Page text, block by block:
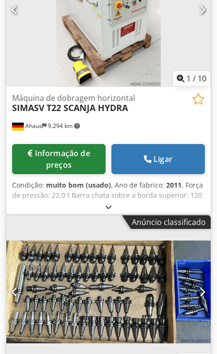
1 / 10
Ahaus 9.294 km
Máquina de dobragem horizontal
SIMASVT22 SCANJA HYDRA
preços
Ligar
Condição: muito bom (usado), Ano de fabrico: 2011, Força
de pressão: 22,0 t Barra chata sobre a borda superior: 120
x 15,0 mm ST Curso: 200 mm Velocidade de trabalho: 8,0
mm/s Velocidade de retorno: 30,0 mm/min Altura de
trabalho: 925 mm Mesa: 630 x 1100 mm Motor: 400 V, 50
Dimensões (C-L-A): 900 x 1200 x 920 mm Preço de venda
atual: aproximadamente 15.000 euros Preço especial sob
consulta Descrição: Dedpfx Afoznnhiomskr - Máquina de
dobra horizontal eletro-hidráulica - Cilindro sob a mesa de
trabalho – ajuste hidráulico do curso do carro - Superfície
de trabalho robusta em aço estabilizado - Ampla e livre
área de trabalho - Máquina fabricada em aço forjado,
temperado e retificado - Ajuste micrométrico do curso de
trabalho através de válvula hidráulica, com volantes na
parte frontal da máquina - Ajuste permanente, mesmo
Anúncio classificado